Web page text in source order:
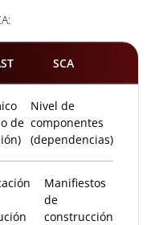
SCA
de
Nivel de
componentes
(dependencias)
Manifiestos
de
construcción